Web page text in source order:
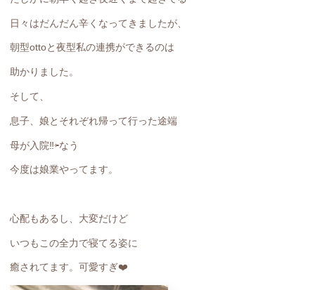
日々はだんだん辛くなってきましたが、
朝型ottoと夜型私の連携ができるのは
助かりました。
そして、
息子、娘とそれぞれ帰って行った途端
母が入院‼️⇦なう
今度は娘業やってます。
心配もあるし、大変だけど
いつもこの全力で寝てる姿に
癒されてます。可愛すぎ❤️